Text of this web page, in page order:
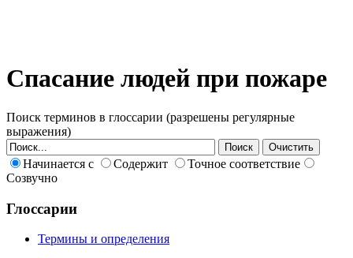
Спасание людей при пожаре
Поиск терминов в глоссарии (разрешены регулярные
выражения)
Начинается с Содержит
Точное соответствие
Созвучно
Глоссарии
Термины и определения